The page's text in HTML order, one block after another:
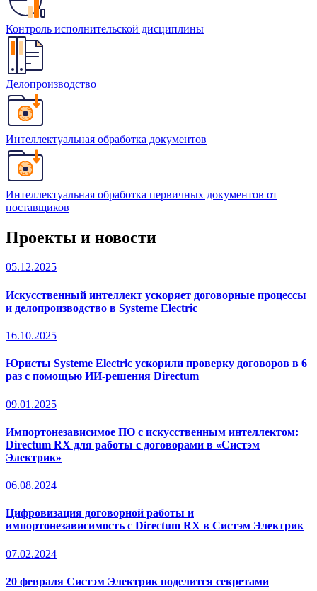
Контроль исполнительской дисциплины
Делопроизводство
Интеллектуальная обработка документов
Интеллектуальная обработка первичных документов от
поставщиков
Проекты и новости
05.12.2025
Искусственный интеллект ускоряет договорные процессы
и делопроизводство в Systeme Electric
16.10.2025
Юристы Systeme Electric ускорили проверку договоров в 6
раз с помощью ИИ-решения Directum
09.01.2025
Импортонезависимое ПО с искусственным интеллектом:
Directum RX для работы с договорами в «Систэм
Электрик»
06.08.2024
Цифровизация договорной работы и
импортонезависимость с Directum RX в Систэм Электрик
07.02.2024
20 февраля Систэм Электрик поделится секретами